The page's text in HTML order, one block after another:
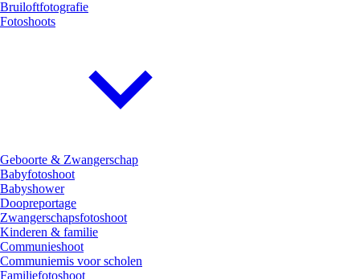
Bruiloftfotografie
Fotoshoots
Geboorte & Zwangerschap
Babyfotoshoot
Babyshower
Doopreportage
Zwangerschapsfotoshoot
Kinderen & familie
Communieshoot
Communiemis voor scholen
Familiefotoshoot